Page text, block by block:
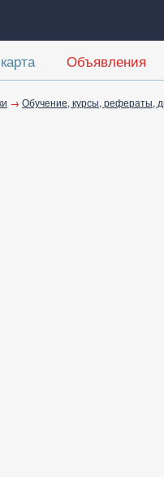
Объявления
→ Обучение, курсы, рефераты,